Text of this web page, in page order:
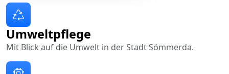
Umweltpflege
Mit Blick auf die Umwelt in der Stadt Sömmerda.